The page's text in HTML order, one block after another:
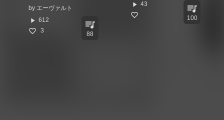
by エーヴァルト
play_arrow 612
3
queue_music
88
play_arrow 43 queue_music
100